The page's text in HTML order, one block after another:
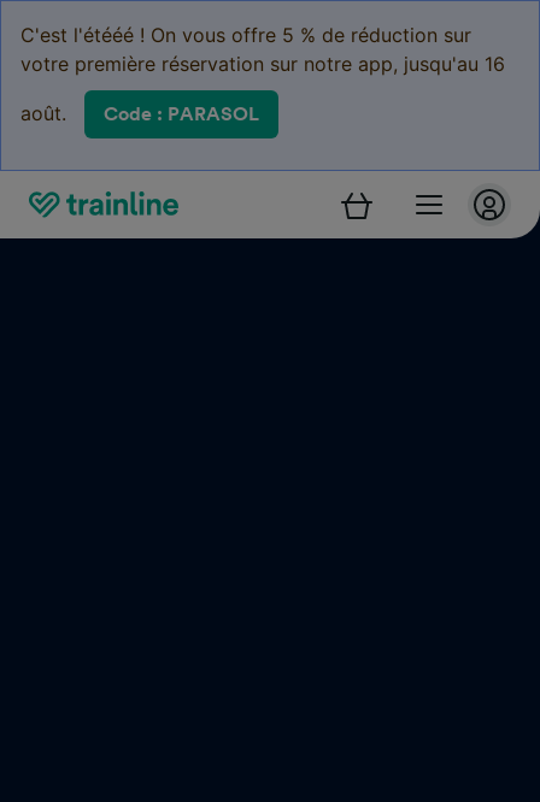
C'est l'étééé ! On vous offre 5 % de réduction sur
votre première réservation sur notre app, jusqu'au 16
août. Code : PARASOL